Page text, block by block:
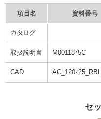
項目名 資料番号
カタログ
取扱説明書 M0011875C
CAD
セ